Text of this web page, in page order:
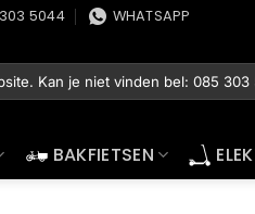
5044 WHATSAPP
BAKFIETSEN